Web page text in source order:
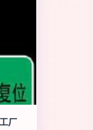
厂